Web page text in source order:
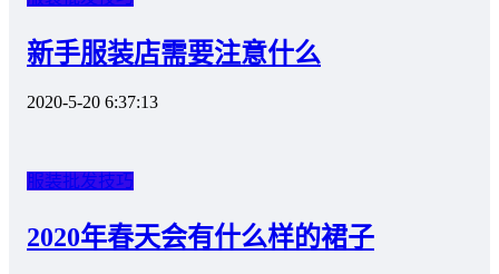
新手服装店需要注意什么
2020-5-20 6:37:13
服装批发技巧
2020年春天会有什么样的裙子